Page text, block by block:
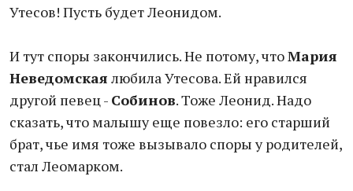
Утесов! Пусть будет Леонидом.
И тут споры закончились. Не потому, чтоМария
Неведомская любила Утесова. Ей нравился
другой певец - Собинов. Тоже Леонид. Надо
сказать, что малышу еще повезло: его старший
брат, чье имя тоже вызывало споры у родителей,
стал Леомарком.